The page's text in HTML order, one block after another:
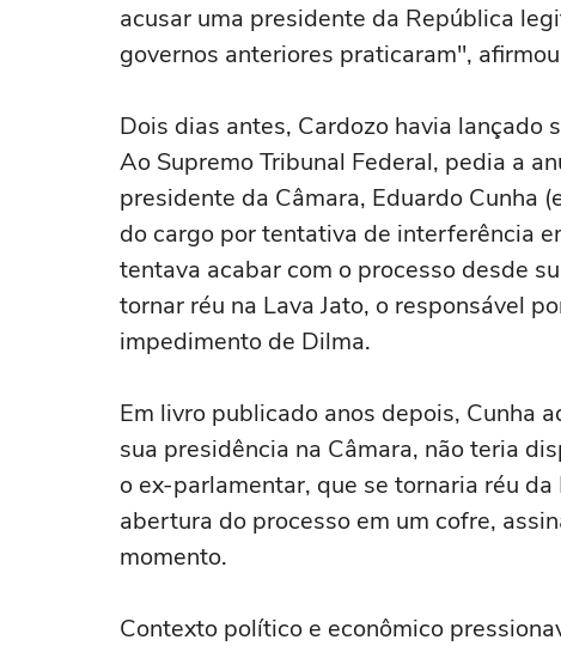
acusar uma presidente da República
governos anteriores praticaram",
Dois dias antes, Cardozo havia lançado
Ao Supremo Tribunal Federal, pedia a
presidente da Câmara, Eduardo Cunha
do cargo por tentativa de interferência
tentava acabar com o processo desde
tornar réu na Lava Jato, o responsável
impedimento de Dilma.
Em livro publicado anos depois, Cunha
sua presidência na Câmara, não teria
o ex-parlamentar, que se tornaria réu
abertura do processo em um cofre,
momento.
Contexto político e econômico